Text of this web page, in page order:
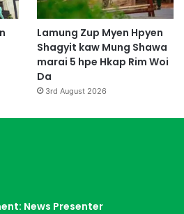
Lamung Zup Myen Hpyen
Shagyit kaw Mung Shawa
marai 5 hpe Hkap Rim Woi
Da
3rd August 2026
News Presenter